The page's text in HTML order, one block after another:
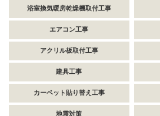
浴室換気暖房乾燥機取付工事
エアコン工事
アクリル板取付工事
建具工事
カーペット貼り替え工事
地震対策